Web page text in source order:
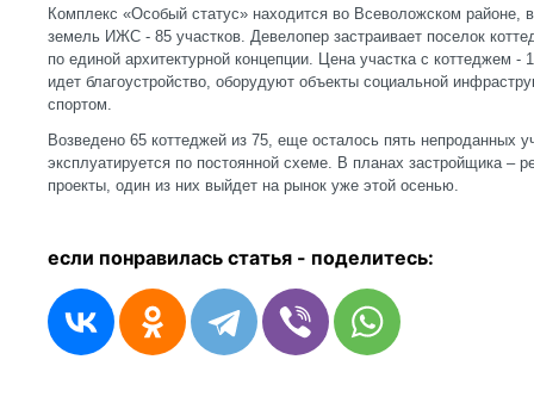
Комплекс «Особый статус» находится во Всеволожском районе,
земель ИЖС - 85 участков. Девелопер застраивает поселок
по единой архитектурной концепции. Цена участка с коттеджем
идет благоустройство, оборудуют объекты социальной
спортом.
Возведено 65 коттеджей из 75, еще осталось пять непроданных
эксплуатируется по постоянной схеме. В планах застройщика –
проекты, один из них выйдет на рынок уже этой осенью.
если понравилась статья - поделитесь: